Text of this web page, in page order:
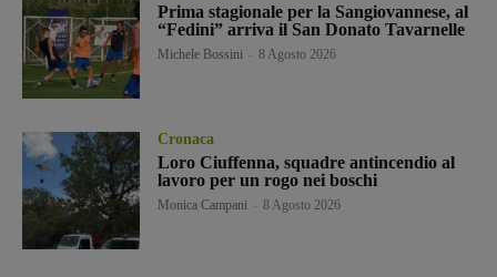
Prima stagionale per la Sangiovannese, al
“Fedini” arriva il San Donato Tavarnelle
Michele Bossini 8 Agosto 2026
Cronaca
Loro Ciuffenna, squadre antincendio al
lavoro per un rogo nei boschi
Monica Campani 8 Agosto 2026